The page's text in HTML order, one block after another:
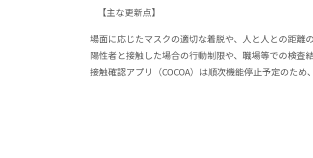
【主な更新点】
場面に応じたマスクの適切な着脱や、人と人との距離
陽性者と接触した場合の行動制限や、職場等での検査
接触確認アプリ（COCOA）は順次機能停止予定のた